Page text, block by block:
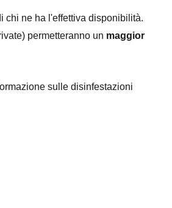
chi ne ha l'effettiva disponibilità.
permetteranno un maggior
sulle disinfestazioni